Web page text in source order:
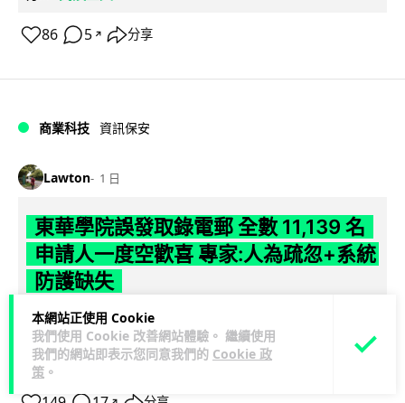
本網站正使用 Cookie
我們使用 Cookie 改善網站體驗。 繼續使用
我們的網站即表示您同意我們的 Cookie 政
策 。
86 5 ↗ 分享
商業科技 資訊保安
Lawton 1 日
東華學院誤發取錄電郵 全數 11,139 名
申請人一度空歡喜 專家:人為疏忽+系統
防護缺失
東華學院今日（5 日）大學聯招放榜之際，因人為疏忽向全數
11,139 名課程申請人錯誤發出取錄通知電郵，令大批考生一度
以為獲得學位取錄，事... 閱讀全文